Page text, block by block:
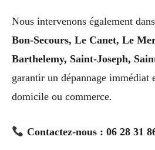
Nous intervenons également
Bon-Secours, Le Canet, Le
Barthelemy, Saint-Joseph,
garantir un dépannage immédiat
domicile ou commerce.
Contactez-nous : 06 28 31